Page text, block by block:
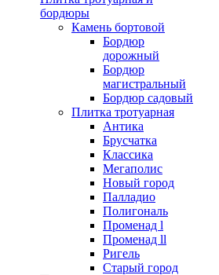
бордюры
Камень бортовой
Бордюр
дорожный
Бордюр
магистральный
Бордюр садовый
Плитка тротуарная
Антика
Брусчатка
Классика
Мегаполис
Новый город
Палладио
Полигональ
Променад l
Променад ll
Ригель
Старый город